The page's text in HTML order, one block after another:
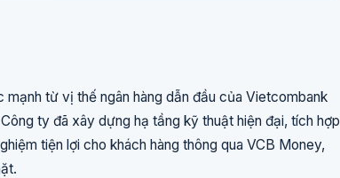
từ vị thế ngân hàng dẫn đầu của Vietcombank
ty đã xây dựng hạ tầng kỹ thuật hiện đại, tích hợp
tiện lợi cho khách hàng thông qua VCB Money,